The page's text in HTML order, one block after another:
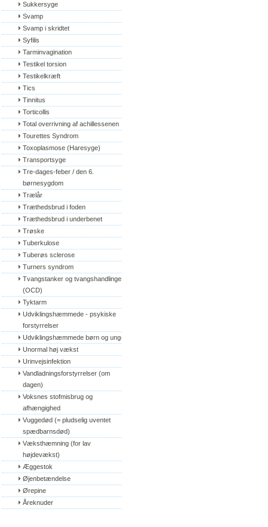
Sukkersyge
Svamp
Svamp i skridtet
Syfilis
Tarminvagination
Testikel torsion
Testikelkræft
Tics
Tinnitus
Torticollis
Total overrivning af achillessenen
Tourettes Syndrom
Toxoplasmose (Haresyge)
Transportsyge
Tre-dages-feber / den 6.
børnesygdom
Trælår
Træthedsbrud i foden
Træthedsbrud i underbenet
Trøske
Tuberkulose
Tuberøs sclerose
Turners syndrom
Tvangstanker og tvangshandlinger
(OCD)
Tyktarm
Udviklingshæmmede - psykiske
forstyrrelser
Udviklingshæmmede børn og unge
Unormal høj vækst
Urinvejsinfektion
Vandladningsforstyrrelser (om
dagen)
Voksnes stofmisbrug og
afhængighed
Vuggedød (= pludselig uventet
spædbarnsdød)
Væksthæmning (for lav
højdevækst)
Æggestok
Øjenbetændelse
Ørepine
Åreknuder